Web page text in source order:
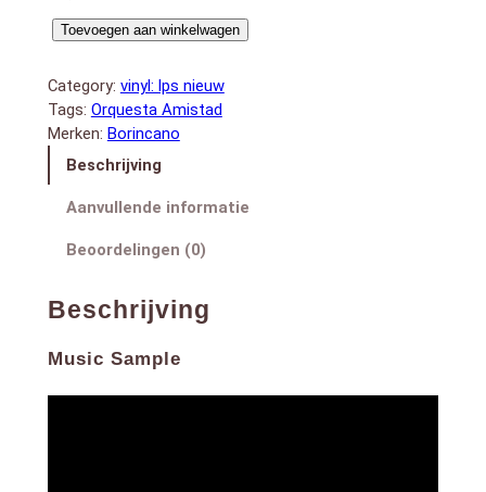
SIDE B:
2. El Estado Liberal
3. Montuno De Nueva York
4. Esa Vida
Tecato
aantal
Toevoegen aan winkelwagen
Category: vinyl: lps nieuw
Tags: Orquesta Amistad
Merken: Borincano
Beschrijving
Aanvullende informatie
Beoordelingen (0)
Beschrijving
Music Sample